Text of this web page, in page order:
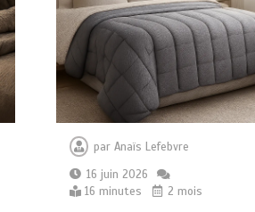
par Anaïs Lefebvre
16 juin 2026
16 minutes
2 mois